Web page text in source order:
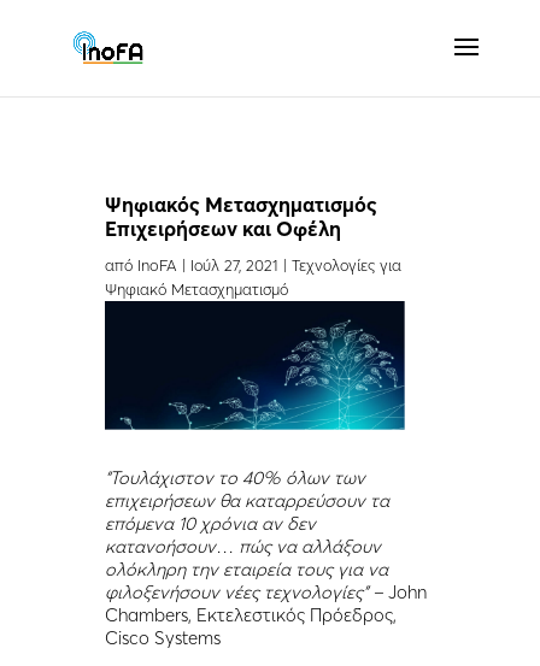
Ψηφιακός Μετασχηματισμός
Επιχειρήσεων και Οφέλη
από InoFA | Ιούλ 27, 2021 |Τεχνολογίες για
Ψηφιακό Μετασχηματισμό
“Τουλάχιστον το 40% όλων των
επιχειρήσεων θα καταρρεύσουν τα
επόμενα 10 χρόνια αν δεν
κατανοήσουν… πώς να αλλάξουν
ολόκληρη την εταιρεία τους για να
φιλοξενήσουν νέες τεχνολογίες” –John
Chambers, Εκτελεστικός Πρόεδρος,
Cisco Systems